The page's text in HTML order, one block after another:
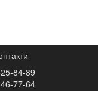
84-89
77-64